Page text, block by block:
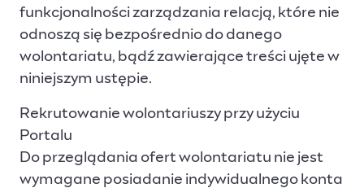
funkcjonalności zarządzania relacją, które nie
odnoszą się bezpośrednio do danego
wolontariatu, bądź zawierające treści ujęte w
niniejszym ustępie.
Rekrutowanie wolontariuszy przy użyciu
Portalu
Do przeglądania ofert wolontariatu nie jest
wymagane posiadanie indywidualnego konta